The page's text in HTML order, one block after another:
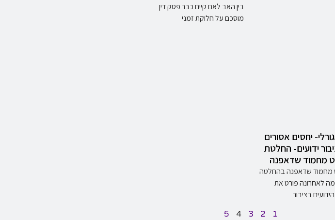
בין האב לאם קיים כבר פסק דין
מוסכם על חלוקת זמני
יחסים אסורים
ידועים- החלטת
מחמוד שדאפנה
מחמוד שדאפנה בהחלטה
לאחרונה פורט את
בציבור
1
2
3
4
5